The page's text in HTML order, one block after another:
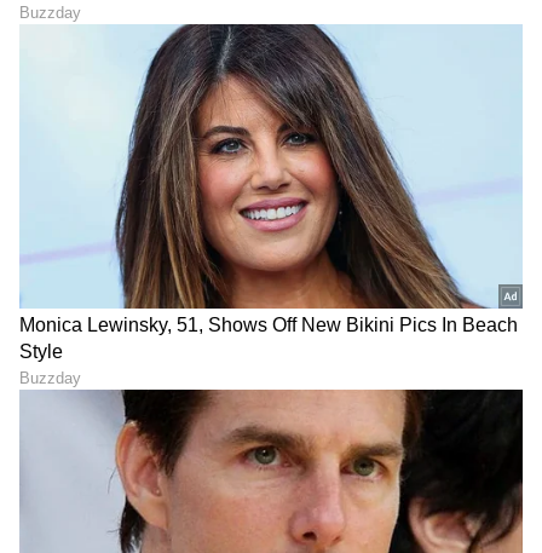
ಸುದ್ದಿ ಮಾಧ್ಯಮವಲ್ಲದೇ ಮನರಂಜನಾ ಮಾಧ್ಯಮದಲ್ಲೂ ಕೆಲಸ
ಮಾಡಿದ್ದೇನೆ. ಉತ್ತರ ಕನ್ನಡ ಜಿಲ್ಲೆ ಶಿರಸಿ ಹುಟ್ಟೂರು. ಕರ್ನಾಟಕ
ವಿಶ್ವವಿದ್ಯಾಲಯ, ಧಾರವಾಡದಿಂದ ಕಲಾ ವಿಭಾಗದಲ್ಲಿ ಪದವಿ
ಪಡೆದಿದ್ದೇನೆ. ಸಾಮಾಜಿಕ ಕಳಕಳಿಗೆ ಹೆಚ್ಚಿನ ಆದ್ಯತೆ, ಮಾನವೀಯತೆಗೆ
ಮೊದಲ ಪ್ರಾಶಸ್ತ್ಯ.
ಕನ್ನಡ ಸಿನಿಮಾ (Kannada Cinema News
ಕಾರ್ಯಕ್ರಮಗಳು (Kannada TV Shows
ಸುದ್ದಿಗಳು ಮತ್ತು ಇತ್ತೀಚಿನ ಸುದ್ದಿಗಳಿಗಾಗಿ ಏಷ್ಯಾನೆಟ್
ಸುವರ್ಣ ನ್ಯೂಸ್‌ನಲ್ಲಿ ಮನರಂಜನಾ ವಿಭಾಗ ನೋಡಿ.
ಸಿನಿಮಾ ವಿಮರ್ಶೆಗಳು (Kannada Movies Review
ತಾರೆಯರ ಸಂದರ್ಶನಗಳು, ಧಾರಾವಾಹಿ ಅಪ್‌ಡೇಟ್ಸ್‌,
ತೆರೆಮರೆಯ ಕಥೆಗಳು, OTT ರಿಲೀಸ್‌ಗಳ ಬಗ್ಗೆ
ಮಾಹಿತಿಯೂ ಇಲ್ಲಿದೆ.